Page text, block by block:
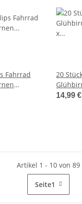
Fahrrad
20
x 6V/
14,99
Artikel 1 - 10 von 89
Seite1